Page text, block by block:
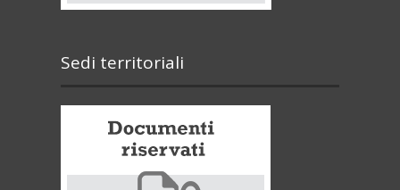
Sedi territoriali